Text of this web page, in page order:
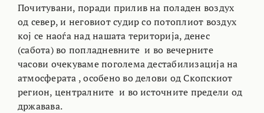
Почитувани, поради прилив на поладен воздух
од север, и неговиот судир со потоплиот воздух
кој се наоѓа над нашата територија, денес
(сабота) во попладневните и во вечерните
часови очекуваме поголема дестабилизација на
атмосферата , особено во делови од Скопскиот
регион, централните и во источните предели од
државава.